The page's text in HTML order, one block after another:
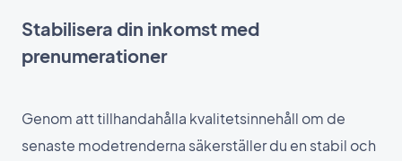
Stabilisera din inkomst med
prenumerationer
Genom att tillhandahålla kvalitetsinnehåll om de
senaste modetrenderna säkerställer du en stabil och